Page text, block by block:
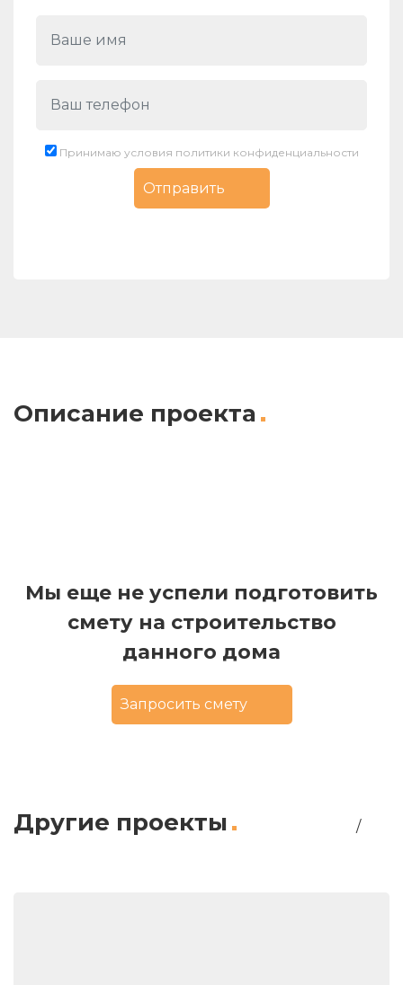
Принимаю условия политики конфиденциальности
Описание проекта
Мы еще не успели подготовить
смету на строительство
данного дома
Запросить смету
Другие проекты /